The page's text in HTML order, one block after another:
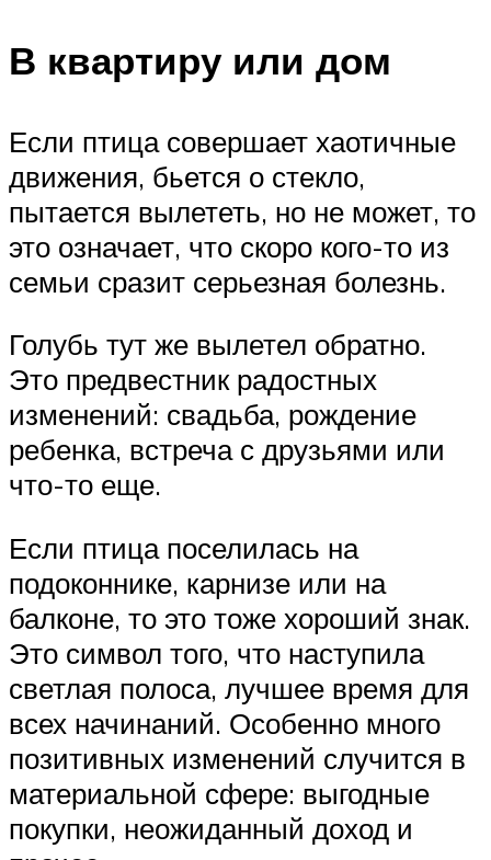
В квартиру или дом
Если птица совершает хаотичные
движения, бьется о стекло,
пытается вылететь, но не может, то
это означает, что скоро кого-то из
семьи сразит серьезная болезнь.
Голубь тут же вылетел обратно.
Это предвестник радостных
изменений: свадьба, рождение
ребенка, встреча с друзьями или
что-то еще.
Если птица поселилась на
подоконнике, карнизе или на
балконе, то это тоже хороший знак.
Это символ того, что наступила
светлая полоса, лучшее время для
всех начинаний. Особенно много
позитивных изменений случится в
материальной сфере: выгодные
покупки, неожиданный доход и